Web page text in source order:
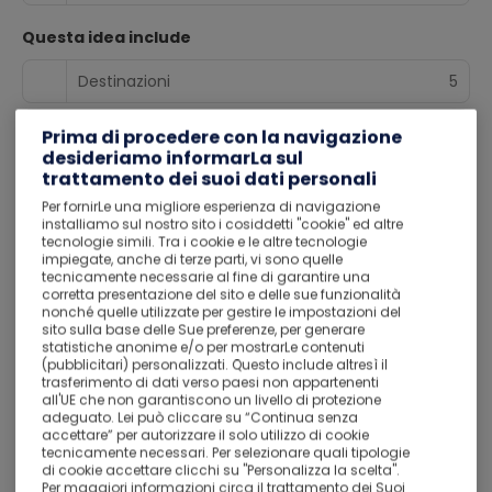
Questa idea include
Destinazioni
5
Alloggi
Tour
Riepilogo del tour
Operatore
Hankyu Travel International Europe Srl
Lingue guida
Italiano
Punti di ritrovo
Prima di procedere con la navigazione
desideriamo informarLa sul
trattamento dei suoi dati personali
Per fornirLe una migliore esperienza di navigazione
installiamo sul nostro sito i cosiddetti "cookie" ed altre
tecnologie simili. Tra i cookie e le altre tecnologie
impiegate, anche di terze parti, vi sono quelle
tecnicamente necessarie al fine di garantire una
corretta presentazione del sito e delle sue funzionalità
nonché quelle utilizzate per gestire le impostazioni del
sito sulla base delle Sue preferenze, per generare
statistiche anonime e/o per mostrarLe contenuti
(pubblicitari) personalizzati. Questo include altresì il
trasferimento di dati verso paesi non appartenenti
all'UE che non garantiscono un livello di protezione
adeguato. Lei può cliccare su “Continua senza
accettare” per autorizzare il solo utilizzo di cookie
tecnicamente necessari. Per selezionare quali tipologie
di cookie accettare clicchi su "Personalizza la scelta".
Per maggiori informazioni circa il trattamento dei Suoi